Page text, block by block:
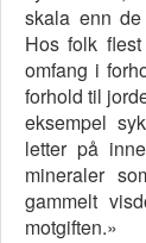
skala enn
Hos folk
omfang i
forhold til
eksempel
letter på
mineraler
gammelt
motgiften.»